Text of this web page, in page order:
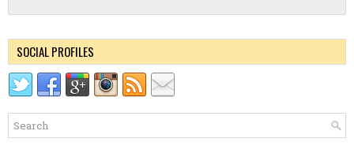
SOCIAL PROFILES